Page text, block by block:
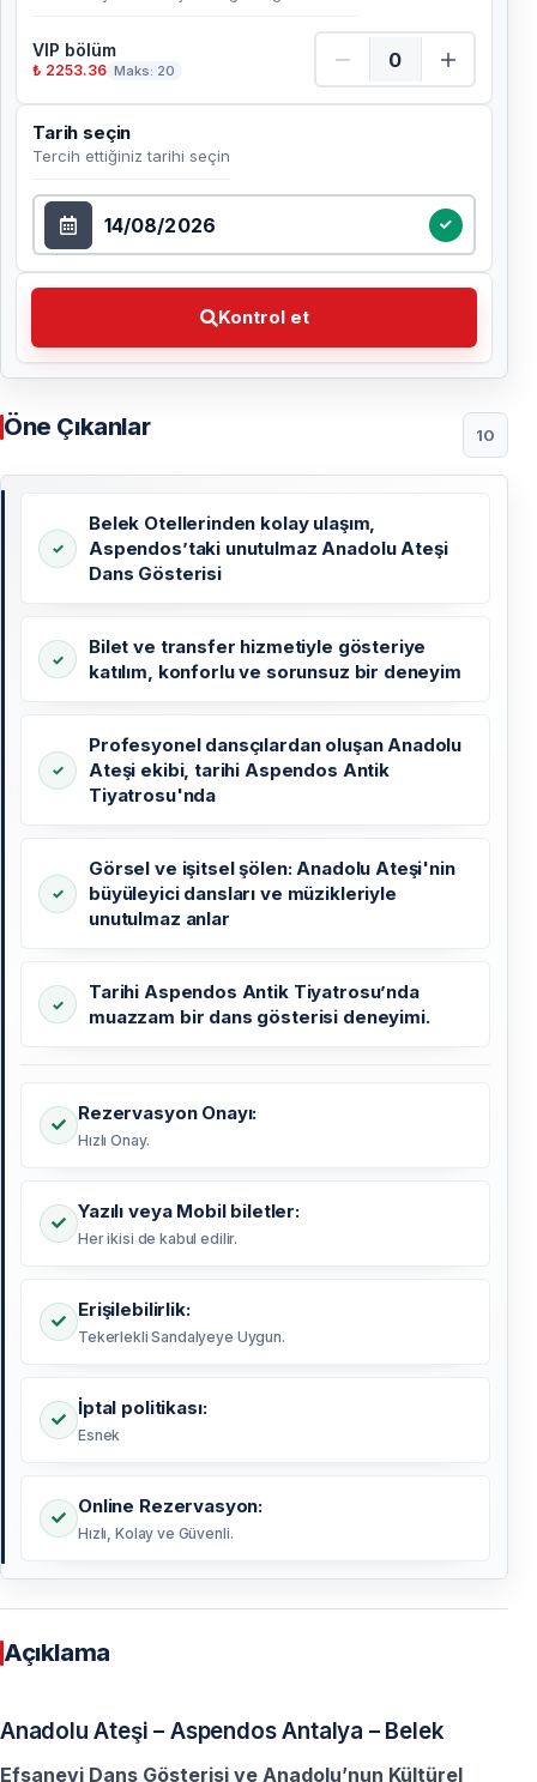
VIP bölüm
₺ 2253.36 Maks: 20
Tarih seçin
Tercih ettiğiniz tarihi seçin
Tarih seçin
Kontrol et
Kontrol et Tercih ettiğiniz tarihi seçin
Öne Çıkanlar 10
Belek Otellerinden kolay ulaşım,
Aspendos’taki unutulmaz Anadolu Ateşi
Dans Gösterisi
Bilet ve transfer hizmetiyle gösteriye
katılım, konforlu ve sorunsuz bir deneyim
Profesyonel dansçılardan oluşan Anadolu
Ateşi ekibi, tarihi Aspendos Antik
Tiyatrosu'nda
Görsel ve işitsel şölen: Anadolu Ateşi'nin
büyüleyici dansları ve müzikleriyle
unutulmaz anlar
Tarihi Aspendos Antik Tiyatrosu’nda
muazzam bir dans gösterisi deneyimi.
Rezervasyon Onayı:
Hızlı Onay.
Yazılı veya Mobil biletler:
Her ikisi de kabul edilir.
Erişilebilirlik:
Tekerlekli Sandalyeye Uygun.
İptal politikası:
Esnek
Online Rezervasyon:
Hızlı, Kolay ve Güvenli.
Açıklama
Anadolu Ateşi – Aspendos Antalya – Belek
Efsanevi Dans Gösterisi ve Anadolu’nun Kültürel